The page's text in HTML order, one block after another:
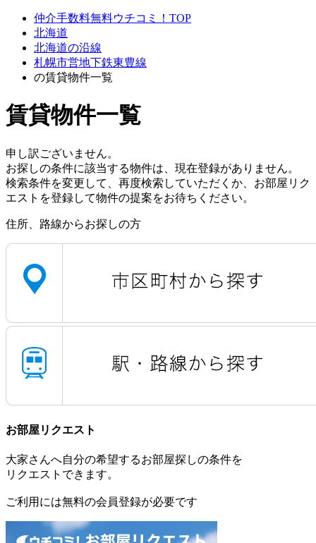
仲介手数料無料ウチコミ！TOP
北海道
北海道の沿線
札幌市営地下鉄東豊線
の賃貸物件一覧
賃貸物件一覧
申し訳ございません。
お探しの条件に該当する物件は、現在登録がありません。
検索条件を変更して、再度検索していただくか、お部屋リク
エストを登録して物件の提案をお待ちください。
住所、路線からお探しの方
お部屋リクエスト
大家さんへ自分の希望するお部屋探しの条件を
リクエストできます。
ご利用には無料の会員登録が必要です